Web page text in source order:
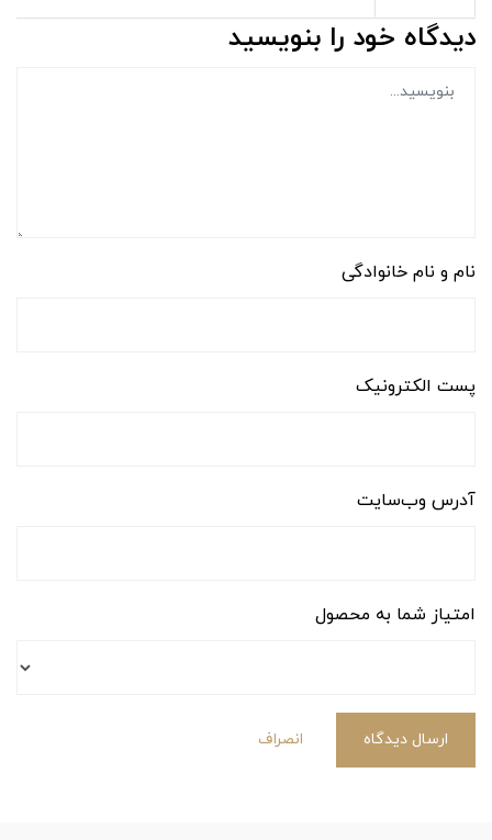
دیدگاه خود را بنویسید
نام و نام خانوادگی
پست الکترونیک
آدرس وب‌سایت
امتیاز شما به محصول
ارسال دیدگاه انصراف